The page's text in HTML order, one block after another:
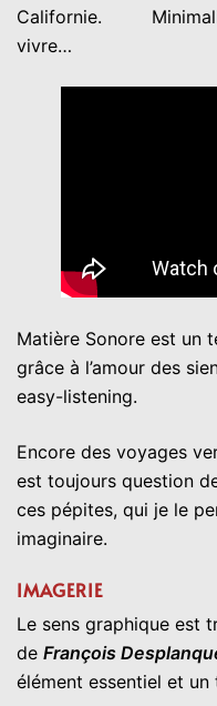
Californie.
vivre…
Matière Sonore est un
grâce à l’amour des
easy-listening.
Encore des voyages
est toujours question
ces pépites, qui je le
imaginaire.
IMAGERIE
Le sens graphique est
de François
élément essentiel et